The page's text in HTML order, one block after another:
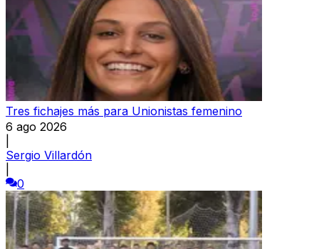
Tres fichajes más para Unionistas femenino
6 ago 2026
Sergio Villardón
0